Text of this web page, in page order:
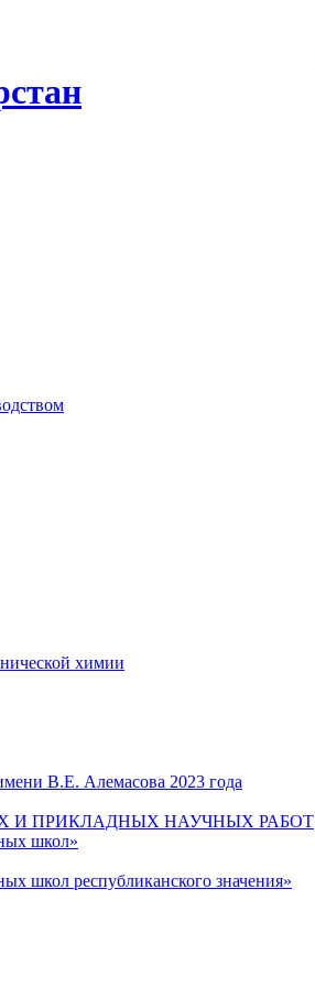
химии
В.Е. Алемасова 2023 года
И ПРИКЛАДНЫХ НАУЧНЫХ РАБОТ
школ»
школ республиканского значения»